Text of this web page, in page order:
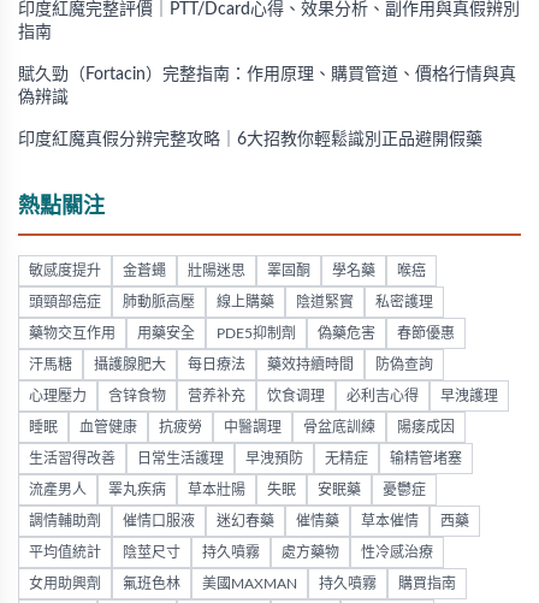
印度紅魔完整評價｜PTT/Dcard心得、效果分析、副作用與真假辨別
指南
賦久勁（Fortacin）完整指南：作用原理、購買管道、價格行情與真
偽辨識
印度紅魔真假分辨完整攻略｜6大招教你輕鬆識別正品避開假藥
熱點關注
敏感度提升 金蒼蠅 壯陽迷思 睪固酮 學名藥 喉癌
頭頸部癌症 肺動脈高壓 線上購藥 陰道緊實 私密護理
藥物交互作用 用藥安全 PDE5抑制劑 偽藥危害 春節優惠
汗馬糖 攝護腺肥大 每日療法 藥效持續時間 防偽查詢
心理壓力 含锌食物 营养补充 饮食调理 必利吉心得 早洩護理
睡眠 血管健康 抗疲勞 中醫調理 骨盆底訓練 陽痿成因
生活習得改善 日常生活護理 早洩預防 无精症 输精管堵塞
流產男人 睪丸疾病 草本壯陽 失眠 安眠藥 憂鬱症
調情輔助劑 催情口服液 迷幻春藥 催情藥 草本催情 西藥
平均值統計 陰莖尺寸 持久噴霧 處方藥物 性冷感治療
女用助興劑 氟班色林 美國MAXMAN 持久噴霧 購買指南